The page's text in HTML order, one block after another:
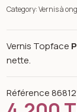
Category:Vernis à
Vernis Topface
nette.
Référence